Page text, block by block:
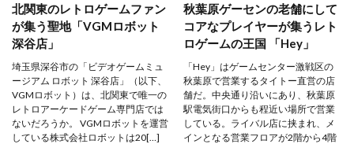
北関東のレトロゲームファン
が集う聖地「VGMロボット
深谷店」
埼玉県深谷市の「ビデオゲームミュ
ージアム ロボット 深谷店」（以下、
VGMロボット）は、北関東で唯一の
レトロアーケードゲーム専門店では
ないだろうか。 VGMロボットを運営
している株式会社ロボットは20[…]
秋葉原ゲーセンの老舗にして
コアなプレイヤーが集うレト
ロゲームの王国 「Hey」
「Hey」はゲームセンター激戦区の
秋葉原で営業するタイトー直営の店
舗だ。中央通り沿いにあり、秋葉原
駅電気街口からも程近い場所で営業
している。ライバル店に挟まれ、メ
インとなる営業フロアが2階から4階